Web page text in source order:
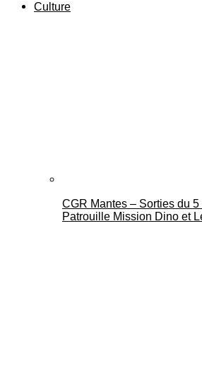
Culture
CGR Mantes – Sorties du
Patrouille Mission Dino et